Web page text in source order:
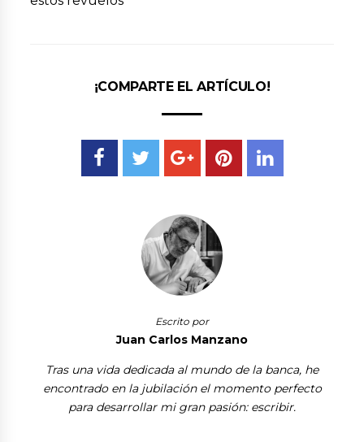
¡COMPARTE EL ARTÍCULO!
Escrito por
Juan Carlos Manzano
Tras una vida dedicada al mundo de la banca, he
encontrado en la jubilación el momento perfecto
para desarrollar mi gran pasión: escribir.